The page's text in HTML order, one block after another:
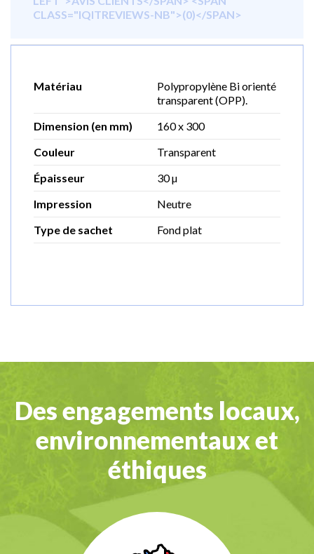
CLASS="IQITREVIEWS-NB">(0)</SPAN>
Matériau
Polypropylène Bi orienté
transparent (OPP).
Dimension (en mm)
160 x 300
Couleur
Transparent
Épaisseur
30 µ
Impression
Neutre
Type de sachet
Fond plat
Des engagements locaux,
environnementaux et
éthiques